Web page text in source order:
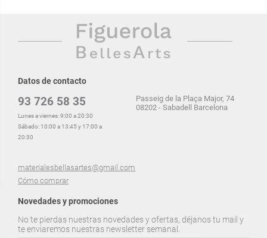
Datos de contacto
93 726 58 35
Lunes a viernes: 9:00 a 20:30
Sábado: 10:00 a 13:45 y 17:00 a
20:30
materialesbellasartes@gmail.com
Cómo comprar
Passeig de la Plaça Major, 74
08202 - Sabadell Barcelona
Novedades y promociones
No te pierdas nuestras novedades y ofertas, déjanos tu mail y
te enviaremos nuestras newsletter semanal.